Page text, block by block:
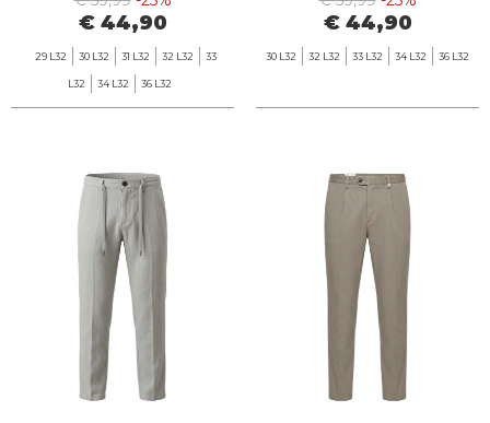
€ 44,90
29 L32 30 L32 31 L32 32 L32 33
L32 34 L32 36 L32
€ 44,90
30 L32 32 L32 33 L32 34 L32 36 L32